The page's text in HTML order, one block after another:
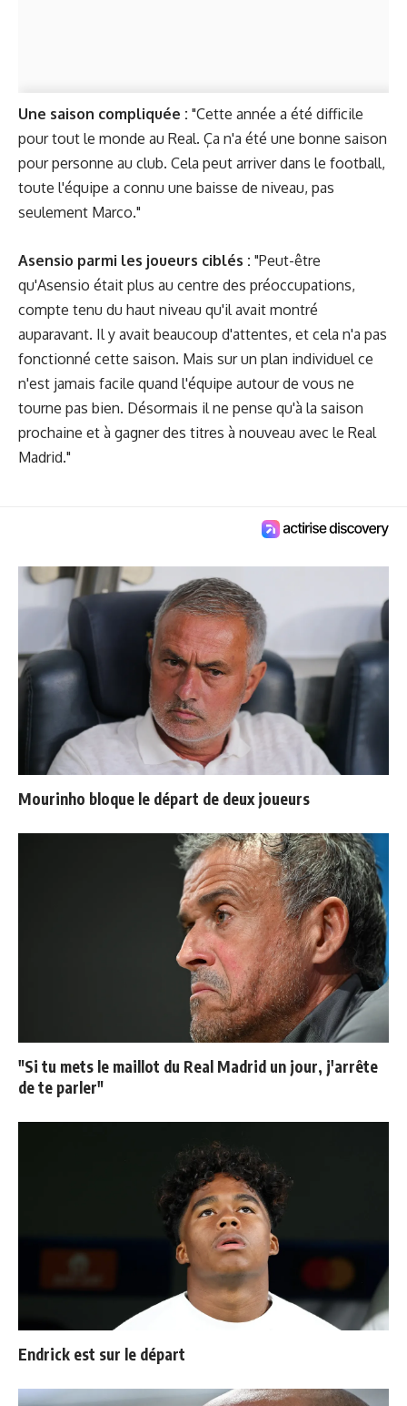
Une saison compliquée : "Cette année a été difficile
pour tout le monde au Real. Ça n'a été une bonne saison
pour personne au club. Cela peut arriver dans le football,
toute l'équipe a connu une baisse de niveau, pas
seulement Marco."
Asensio parmi les joueurs ciblés : "Peut-être
qu'Asensio était plus au centre des préoccupations,
compte tenu du haut niveau qu'il avait montré
auparavant. Il y avait beaucoup d'attentes, et cela n'a pas
fonctionné cette saison. Mais sur un plan individuel ce
n'est jamais facile quand l'équipe autour de vous ne
tourne pas bien. Désormais il ne pense qu'à la saison
prochaine et à gagner des titres à nouveau avec le Real
Madrid."
Mourinho bloque le départ de deux joueurs
"Si tu mets le maillot du Real Madrid un jour, j'arrête
de te parler"
Endrick est sur le départ